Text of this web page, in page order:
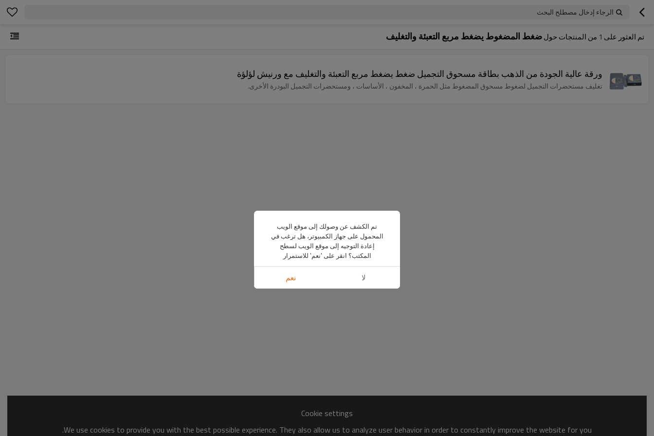
الرجاء إدخال مصطلح البحث
تم العثور على 1 من المنتجات حولضغط المضغوط يضغط مربع التعبئة والتغليف
ورقة عالية الجودة من الذهب بطاقة مسحوق التجميل ضغط يضغط مربع التعبئة والتغليف مع ورنيش لؤلؤة
تغليف مستحضرات التجميل لضغوط مسحوق المضغوط مثل الحمرة ، المخفون ، الأساسات ، ومستحضرات التجميل البودرة الأخرى.
Cookie settings
We use cookies to provide you with the best possible experience. They also allow us to analyze user behavior in order to constantly improve the website for you.
تم الكشف عن وصولك إلى موقع الويب
المحمول على جهاز الكمبيوتر، هل ترغب في
إعادة التوجيه إلى موقع الويب لسطح
المكتب؟ انقر على 'نعم' للاستمرار
لا نعم